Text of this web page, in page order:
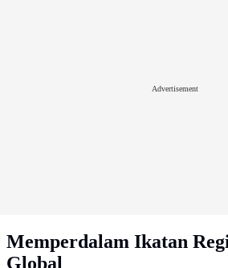
Advertisement
Memperdalam Ikatan
Global